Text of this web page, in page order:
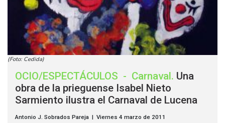
(Foto: Cedida)
OCIO/ESPECTÁCULOS - Carnaval. Una
obra de la prieguense Isabel Nieto
Sarmiento ilustra el Carnaval de Lucena
Antonio J. Sobrados Pareja | Viernes 4 marzo de 2011